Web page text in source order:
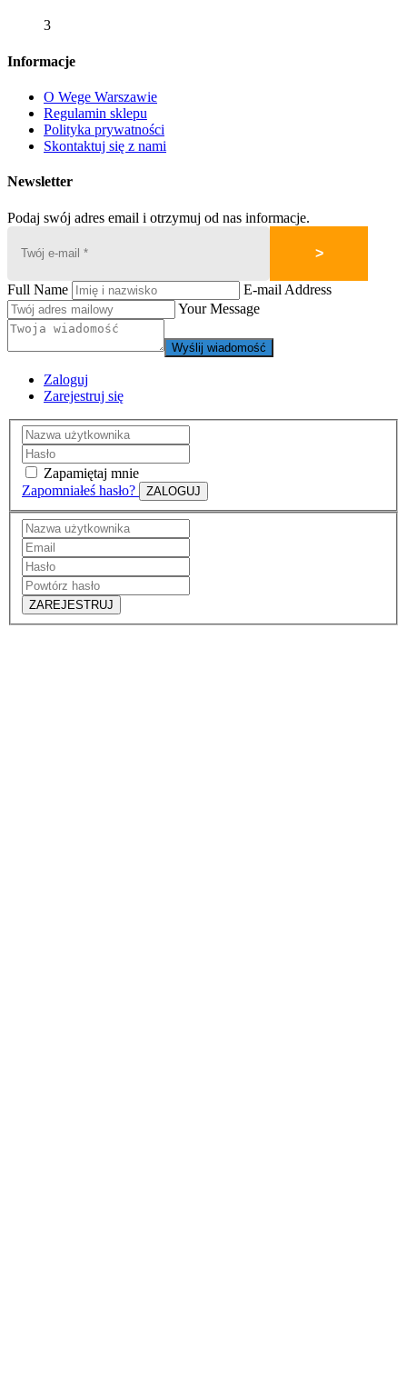
3
Informacje
O Wege Warszawie
Regulamin sklepu
Polityka prywatności
Skontaktuj się z nami
Newsletter
Podaj swój adres email i otrzymuj od nas informacje.
Full Name
E-mail Address
Your Message
Wyślij wiadomość
Zaloguj
Zarejestruj się
Zapamiętaj mnie
Zapomniałeś hasło?
ZALOGUJ
ZAREJESTRUJ